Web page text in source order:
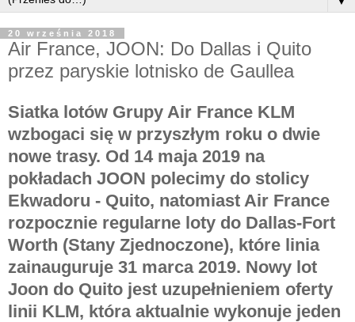
20 września 2018
Air France, JOON: Do Dallas i Quito
przez paryskie lotnisko de Gaullea
Siatka lotów Grupy Air France KLM
wzbogaci się w przyszłym roku o dwie
nowe trasy. Od 14 maja 2019 na
pokładach JOON polecimy do stolicy
Ekwadoru - Quito, natomiast Air France
rozpocznie regularne loty do Dallas-Fort
Worth (Stany Zjednoczone), które linia
zainauguruje 31 marca 2019. Nowy lot
Joon do Quito jest uzupełnieniem oferty
linii KLM, która aktualnie wykonuje jeden